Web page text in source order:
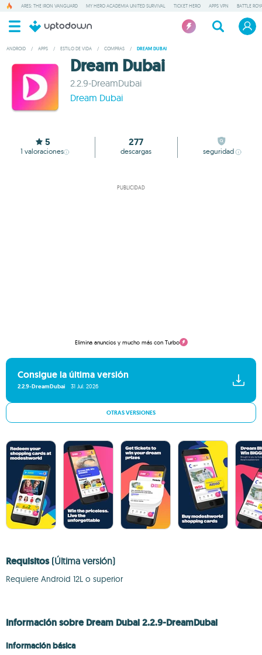
ARES: THE IRON VANGUARD MY HERO ACADEMIA UNITED SURVIVAL TICKET HERO APPS VPN BATTLE
ANDROID / APPS / ESTILO DE VIDA / COMPRAS / DREAM DUBAI
Dream Dubai
2.2.9-DreamDubai
Dream Dubai
5
1 valoraciones
277
descargas seguridad
PUBLICIDAD
Elimina anuncios y mucho más con Turbo
Consigue la última versión
2.2.9-DreamDubai 31 Jul. 2026
OTRAS VERSIONES
Requisitos (Última versión)
Requiere Android 12L o superior
Información sobre Dream Dubai 2.2.9-DreamDubai
Información básica